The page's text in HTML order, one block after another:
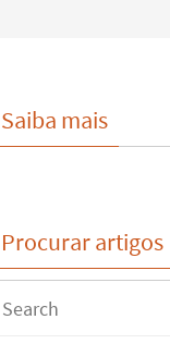
Saiba mais
Procurar artigos